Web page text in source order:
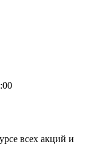
всех акций и